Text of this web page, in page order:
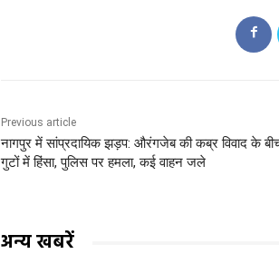
Previous article
नागपुर में सांप्रदायिक झड़प: औरंगजेब की कब्र विवाद के
गुटों में हिंसा, पुलिस पर हमला, कई वाहन जले
अन्य खबरें